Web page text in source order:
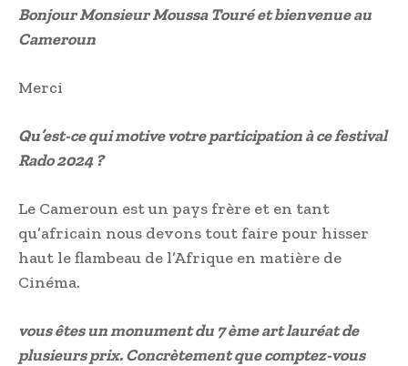
Bonjour Monsieur Moussa Touré et bienvenue au
Cameroun
Merci
Qu’est-ce qui motive votre participation à ce festival
Rado 2024 ?
Le Cameroun est un pays frère et en tant
qu’africain nous devons tout faire pour hisser
haut le flambeau de l’Afrique en matière de
Cinéma.
vous êtes un monument du 7 ème art lauréat de
plusieurs prix. Concrètement que comptez-vous